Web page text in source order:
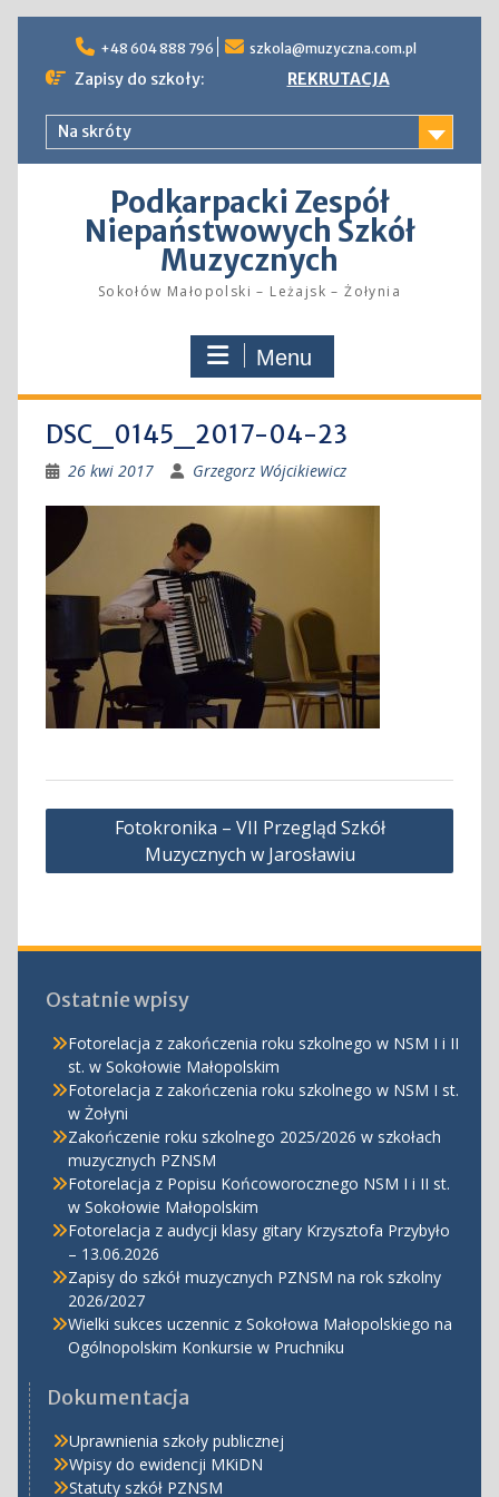
content
+48 604 888 796 szkola@muzyczna.com.pl
Zapisy do szkoły: REKRUTACJA
Na skróty
Podkarpacki Zespół
Niepaństwowych Szkół
Muzycznych
Sokołów Małopolski – Leżajsk – Żołynia
Menu
DSC_0145_2017-04-23
26 kwi 2017 Grzegorz Wójcikiewicz
Nawigacja
Fotokronika – VII Przegląd Szkół
Muzycznych w Jarosławiu
Ostatnie wpisy
Fotorelacja z zakończenia roku szkolnego w NSM I i II
st. w Sokołowie Małopolskim
Fotorelacja z zakończenia roku szkolnego w NSM I st.
w Żołyni
Zakończenie roku szkolnego 2025/2026 w szkołach
muzycznych PZNSM
Fotorelacja z Popisu Końcoworocznego NSM I i II st.
w Sokołowie Małopolskim
Fotorelacja z audycji klasy gitary Krzysztofa Przybyło
– 13.06.2026
Zapisy do szkół muzycznych PZNSM na rok szkolny
2026/2027
Wielki sukces uczennic z Sokołowa Małopolskiego na
Ogólnopolskim Konkursie w Pruchniku
Dokumentacja
Uprawnienia szkoły publicznej
Wpisy do ewidencji MKiDN
Statuty szkół PZNSM